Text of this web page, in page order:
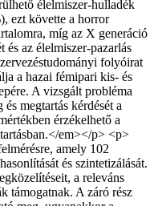
élelmiszer-hulladék
ezt követte a horror
míg az X generáció
az élelmiszer-pazarlás
folyóirat
a hazai fémipari kis- és
A vizsgált probléma
megtartás kérdését a
érzékelhető a
em></p> <p>
amely 102
és szintetizálását.
a releváns
támogatnak. A záró rész